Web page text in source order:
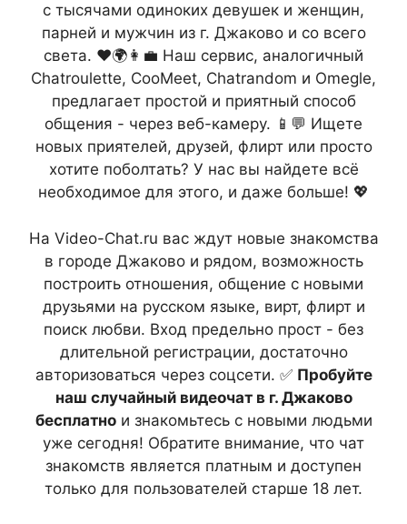
с тысячами одиноких девушек и женщин,
парней и мужчин из г. Джаково и со всего
света. ❤️🌍👩‍💼 Наш сервис, аналогичный
Chatroulette, CooMeet, Chatrandom и Omegle,
предлагает простой и приятный способ
общения - через веб-камеру. 📱💬 Ищете
новых приятелей, друзей, флирт или просто
хотите поболтать? У нас вы найдете всё
необходимое для этого, и даже больше! 💖
На Video-Chat.ru вас ждут новые знакомства
в городе Джаково и рядом, возможность
построить отношения, общение с новыми
друзьями на русском языке, вирт, флирт и
поиск любви. Вход предельно прост - без
длительной регистрации, достаточно
авторизоваться через соцсети. ✅ Пробуйте
наш случайный видеочат в г. Джаково
бесплатнои знакомьтесь с новыми людьми
уже сегодня! Обратите внимание, что чат
знакомств является платным и доступен
только для пользователей старше 18 лет.